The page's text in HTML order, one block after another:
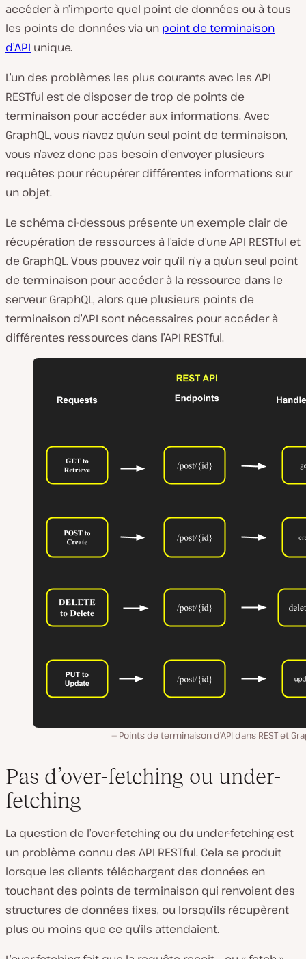
accéder à n’importe quel point de données ou à tous
les points de données via un point de terminaison
d’API unique.
L’un des problèmes les plus courants avec les API
RESTful est de disposer de trop de points de
terminaison pour accéder aux informations. Avec
GraphQL, vous n’avez qu’un seul point de terminaison,
vous n’avez donc pas besoin d’envoyer plusieurs
requêtes pour récupérer différentes informations sur
un objet.
Le schéma ci-dessous présente un exemple clair de
récupération de ressources à l’aide d’une API RESTful et
de GraphQL. Vous pouvez voir qu’il n’y a qu’un seul point
de terminaison pour accéder à la ressource dans le
serveur GraphQL, alors que plusieurs points de
terminaison d’API sont nécessaires pour accéder à
différentes ressources dans l’API RESTful.
Points de terminaison d’API dans REST et
Pas d’over-fetching ou under-
fetching
La question de l’over-fetching ou du under-fetching est
un problème connu des API RESTful. Cela se produit
lorsque les clients téléchargent des données en
touchant des points de terminaison qui renvoient des
structures de données fixes, ou lorsqu’ils récupèrent
plus ou moins que ce qu’ils attendaient.